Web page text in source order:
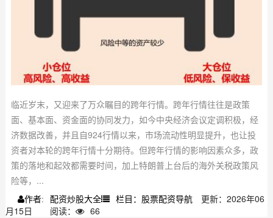
临近岁末，又迎来了万众瞩目的跨年行情。跨年行情往往是政策
面、基本面、资金面的协同发力，如今中央经济会议定调积极，经
济数据改善，并且自924行情以来，市场流动性明显提升，也让投
资者对本轮的跨年行情十分期待。但跨年行情的影响因素众多，政
策的落地和起效都需要时间，加上特朗普上台后的海外关税政策风
险等，...
作者: 配资炒股大全 栏目：股票配资导航
更新：2026年06
月15日
阅读： 66